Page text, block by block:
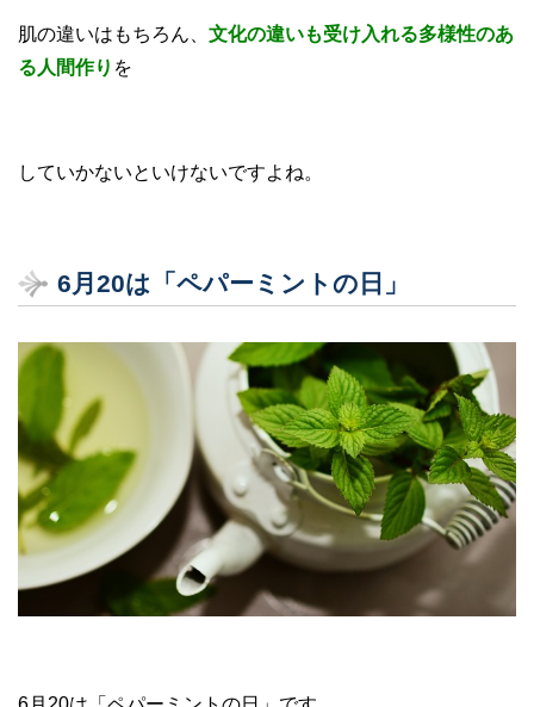
肌の違いはもちろん、 文化の違いも受け入れる多様性のあ
る人間作り を
していかないといけないですよね。
6月20は「ペパーミントの日」